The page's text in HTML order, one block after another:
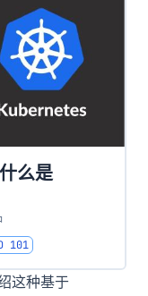
么是
101
这种基于